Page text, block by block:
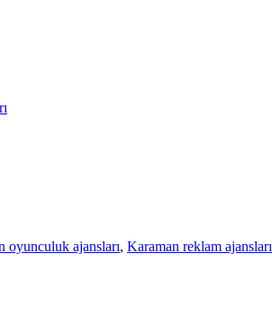
oyunculuk ajansları, Karaman reklam ajansları